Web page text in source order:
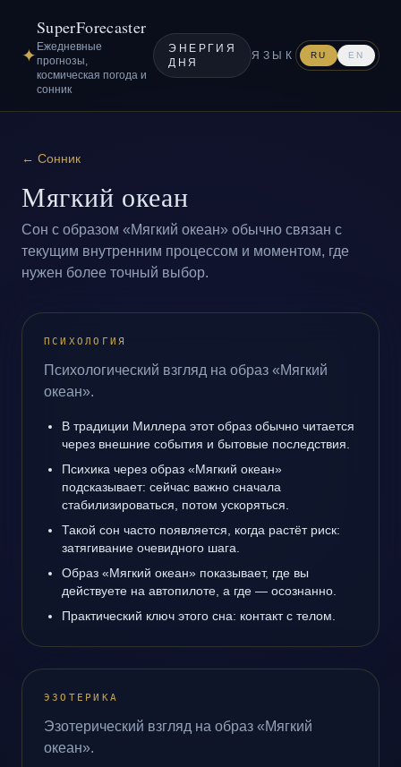
✦
SuperForecaster
Ежедневные
прогнозы,
космическая погода и
сонник
ЭНЕРГИЯ
ДНЯ
ЯЗЫК RU EN
← Сонник
Мягкий океан
Сон с образом «Мягкий океан» обычно связан с
текущим внутренним процессом и моментом, где
нужен более точный выбор.
ПСИХОЛОГИЯ
Психологический взгляд на образ «Мягкий
океан».
В традиции Миллера этот образ обычно читается
через внешние события и бытовые последствия.
Психика через образ «Мягкий океан»
подсказывает: сейчас важно сначала
стабилизироваться, потом ускоряться.
Такой сон часто появляется, когда растёт риск:
затягивание очевидного шага.
Образ «Мягкий океан» показывает, где вы
действуете на автопилоте, а где — осознанно.
Практический ключ этого сна: контакт с телом.
ЭЗОТЕРИКА
Эзотерический взгляд на образ «Мягкий
океан».